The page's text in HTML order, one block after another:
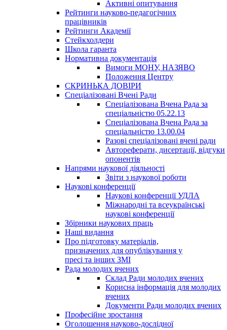
Активні опитування
Рейтинги науково-педагогічних
працівників
Рейтинги Академії
Стейкхолдери
Школа гаранта
Нормативна документація
Вимоги МОНУ, НАЗЯВО
Положення Центру
СКРИНЬКА ДОВІРИ
Спеціалізовані Вчені Ради
Спеціалізована Вчена Рада за
спеціальністю 05.22.13
Спеціалізована Вчена Рада за
спеціальністю 13.00.04
Разові спеціалізовані вчені ради
Автореферати, дисертації, відгуки
опонентів
Напрями наукової діяльності
Звіти з наукової роботи
Наукові конференції
Наукові конференції УДЛА
Міжнародні та всеукраїнські
наукові конференції
Збірники наукових праць
Наші видання
Про підготовку матеріалів,
призначених для опублікування у
пресі та інших ЗМІ
Рада молодих вчених
Склад Ради молодих вчених
Корисна інформація для молодих
вчених
Документи Ради молодих вчених
Професійне зростання
Оголошення науково-дослідної